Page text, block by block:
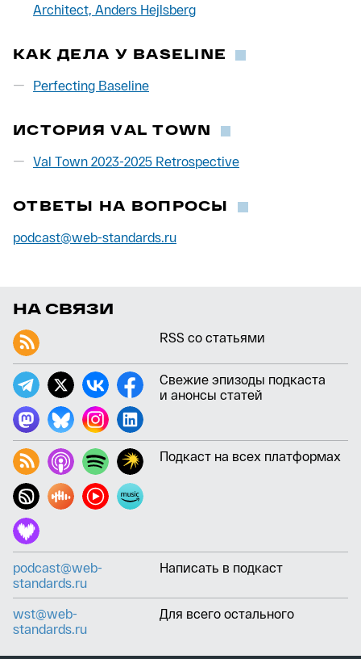
Architect, Anders Hejlsberg
КАК ДЕЛА У BASELINE
Perfecting Baseline
ИСТОРИЯ VAL TOWN
Val Town 2023-2025 Retrospective
ОТВЕТЫ НА ВОПРОСЫ
podcast@web-standards.ru
НА СВЯЗИ
RSS со статьями
Свежие эпизоды подкаста
и анонсы статей
Подкаст на всех платформах
Написать в подкаст
podcast@web-
standards.ru
Для всего остального
wst@web-
standards.ru